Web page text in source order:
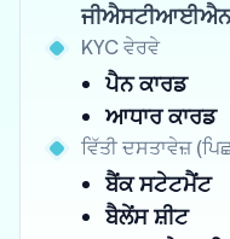
ਜੀਐਸਟੀਆਈਐਨ
KYC ਵੇਰਵੇ
ਪੈਨ ਕਾਰਡ
ਆਧਾਰ ਕਾਰਡ
ਵਿੱਤੀ ਦਸਤਾਵੇਜ਼
ਬੈਂਕ ਸਟੇਟਮੈਂਟ
ਬੈਲੇਂਸ ਸ਼ੀਟ